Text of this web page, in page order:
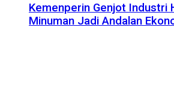
Kemenperin Genjot Industri
Minuman Jadi Andalan